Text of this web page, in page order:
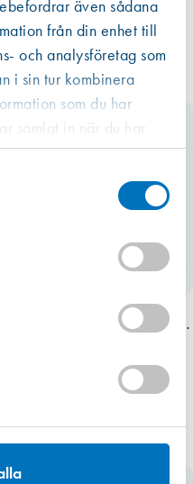
även sådana
från din enhet till
och analysföretag som
i sin tur kombinera
som du har
samlat in när du har
Festool dammpåse, SR Turbo 5E,
Hitta hit
Hitta hit